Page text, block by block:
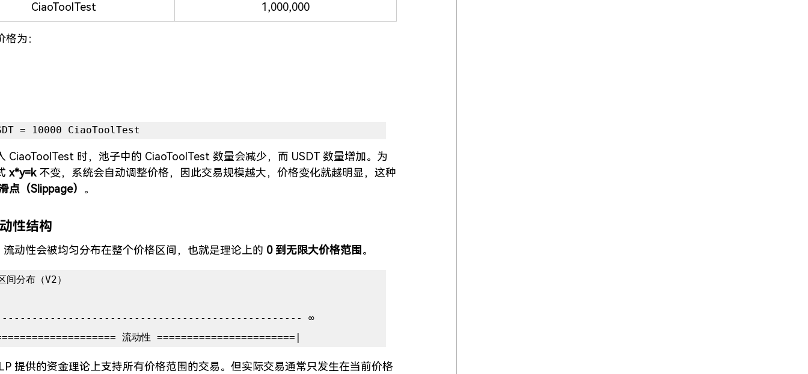
CiaoToolTest 1,000,000
为：
= 10000 CiaoToolTest
CiaoToolTest 时，池子中的 CiaoToolTest 数量会减少，而 USDT 数量增加。为
x*y=k 不变，系统会自动调整价格，因此交易规模越大，价格变化就越明显，这种
点（Slippage） 。
性结构
流动性会被均匀分布在整个价格区间，也就是理论上的 0 到无限大价格范围 。
间分布（V2）
∞
提供的资金理论上支持所有价格范围的交易。但实际交易通常只发生在当前价格